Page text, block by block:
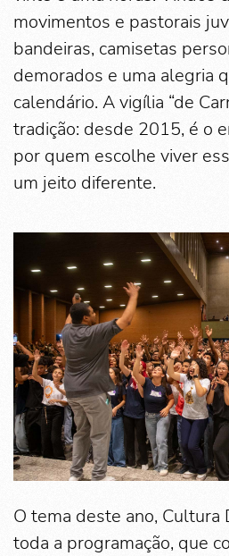
movimentos e pastorais
bandeiras, camisetas
demorados e uma alegria
calendário. A vigília “de
tradição: desde 2015, é o
por quem escolhe viver
um jeito diferente.
O tema deste ano, Cultura
toda a programação, que